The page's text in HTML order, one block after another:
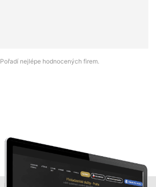
Pořadí nejlépe hodnocených firem.